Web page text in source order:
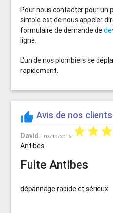
Pour nous contacter pour un
simple est de nous appeler
formulaire de demande de
ligne.
L'un de nos plombiers se
rapidement.
thumb_up Avis de nos
Pierre
David -03/10/2016 starstarstar
Antibes
Fuite Antibes
dépannage rapide et sérieux
Luc
Jean-Jacques